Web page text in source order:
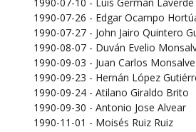
1990-07-26 - Edgar Ocampo
1990-07-27 - John Jairo Quintero
1990-08-07 - Duván Evelio
1990-09-03 - Juan Carlos
1990-09-23 - Hernán López
1990-09-24 - Atilano Giraldo Brito
1990-09-30 - Antonio Jose Alvear
1990-11-01 - Moisés Ruiz Ruiz